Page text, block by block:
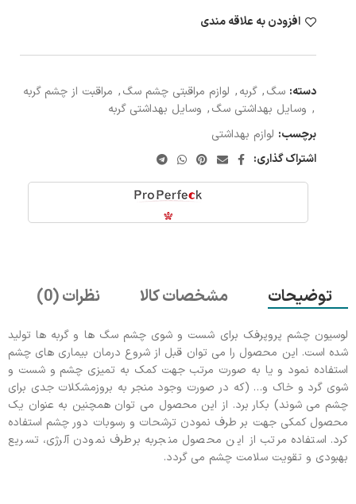
افزودن به علاقه مندی
دسته: سگ, گربه, لوازم مراقبتی چشم سگ, مراقبت از چشم گربه
, وسایل بهداشتی سگ, وسایل بهداشتی گربه
برچسب: لوازم بهداشتی
اشتراک گذاری:
توضیحات مشخصات کالا نظرات (0)
لوسیون چشم پروپرفک برای شست و شوی چشم سگ ها و گربه ها تولید
شده است. این محصول را می توان قبل از شروع درمان بیماری های چشم
استفاده نمود و یا به صورت مرتب جهت کمک به تمیزی چشم و شست و
شوی گرد و خاک و… (که در صورت وجود منجر به بروزمشکلات جدی برای
چشم می شوند) بکار برد. از این محصول می توان همچنین به عنوان یک
محصول کمکی جهت بر طرف نمودن ترشحات و رسوبات دور چشم استفاده
کرد. استفاده مرتب از این محصول منجربه برطرف نمودن آلرژی، تسریع
بهبودی و تقویت سلامت چشم می گردد.